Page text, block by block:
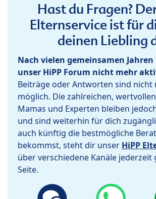
Hast du Fragen?
Elternservice ist für
deinen Liebling
Nach vielen gemeinsamen
unser HiPP Forum nicht mehr
Beiträge oder Antworten sind nicht
möglich. Die zahlreichen,
Mamas und Experten bleiben
und sind weiterhin für dich
auch künftig die bestmögliche
bekommst, steht dir unser HiPP
über verschiedene Kanäle jederzeit
Seite.